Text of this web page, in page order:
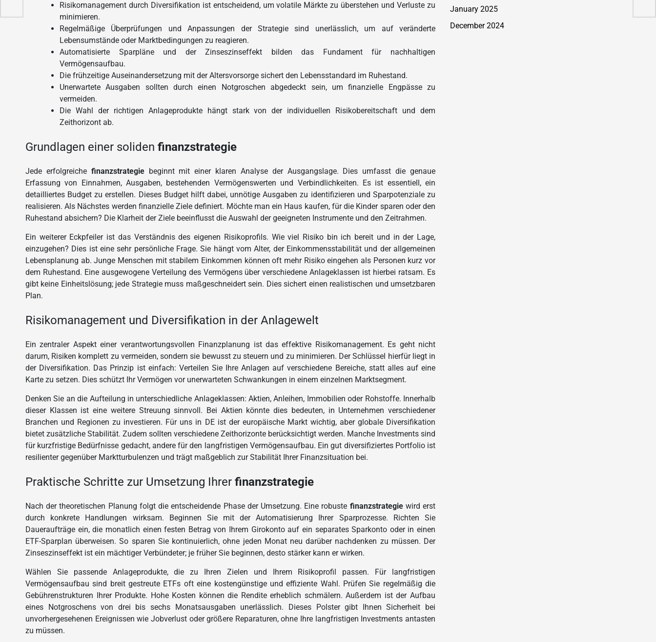
Risikomanagement durch Diversifikation ist entscheidend, um volatile Märkte zu überstehen und Verluste zu
minimieren.
Regelmäßige Überprüfungen und Anpassungen der Strategie sind unerlässlich, um auf veränderte
Lebensumstände oder Marktbedingungen zu reagieren.
Automatisierte Sparpläne und der Zinseszinseffekt bilden das Fundament für nachhaltigen
Vermögensaufbau.
Die frühzeitige Auseinandersetzung mit der Altersvorsorge sichert den Lebensstandard im Ruhestand.
Unerwartete Ausgaben sollten durch einen Notgroschen abgedeckt sein, um finanzielle Engpässe zu
vermeiden.
Die Wahl der richtigen Anlageprodukte hängt stark von der individuellen Risikobereitschaft und dem
Zeithorizont ab.
Grundlagen einer soliden finanzstrategie
Jede erfolgreiche finanzstrategiebeginnt mit einer klaren Analyse der Ausgangslage. Dies umfasst die genaue
Erfassung von Einnahmen, Ausgaben, bestehenden Vermögenswerten und Verbindlichkeiten. Es ist essentiell, ein
detailliertes Budget zu erstellen. Dieses Budget hilft dabei, unnötige Ausgaben zu identifizieren und Sparpotenziale zu
realisieren. Als Nächstes werden finanzielle Ziele definiert. Möchte man ein Haus kaufen, für die Kinder sparen oder den
Ruhestand absichern? Die Klarheit der Ziele beeinflusst die Auswahl der geeigneten Instrumente und den Zeitrahmen.
Ein weiterer Eckpfeiler ist das Verständnis des eigenen Risikoprofils. Wie viel Risiko bin ich bereit und in der Lage,
einzugehen? Dies ist eine sehr persönliche Frage. Sie hängt vom Alter, der Einkommensstabilität und der allgemeinen
Lebensplanung ab. Junge Menschen mit stabilem Einkommen können oft mehr Risiko eingehen als Personen kurz vor
dem Ruhestand. Eine ausgewogene Verteilung des Vermögens über verschiedene Anlageklassen ist hierbei ratsam. Es
gibt keine Einheitslösung; jede Strategie muss maßgeschneidert sein. Dies sichert einen realistischen und umsetzbaren
Plan.
Risikomanagement und Diversifikation in der Anlagewelt
Ein zentraler Aspekt einer verantwortungsvollen Finanzplanung ist das effektive Risikomanagement. Es geht nicht
darum, Risiken komplett zu vermeiden, sondern sie bewusst zu steuern und zu minimieren. Der Schlüssel hierfür liegt in
der Diversifikation. Das Prinzip ist einfach: Verteilen Sie Ihre Anlagen auf verschiedene Bereiche, statt alles auf eine
Karte zu setzen. Dies schützt Ihr Vermögen vor unerwarteten Schwankungen in einem einzelnen Marktsegment.
Denken Sie an die Aufteilung in unterschiedliche Anlageklassen: Aktien, Anleihen, Immobilien oder Rohstoffe. Innerhalb
dieser Klassen ist eine weitere Streuung sinnvoll. Bei Aktien könnte dies bedeuten, in Unternehmen verschiedener
Branchen und Regionen zu investieren. Für uns in DE ist der europäische Markt wichtig, aber globale Diversifikation
bietet zusätzliche Stabilität. Zudem sollten verschiedene Zeithorizonte berücksichtigt werden. Manche Investments sind
für kurzfristige Bedürfnisse gedacht, andere für den langfristigen Vermögensaufbau. Ein gut diversifiziertes Portfolio ist
resilienter gegenüber Marktturbulenzen und trägt maßgeblich zur Stabilität Ihrer Finanzsituation bei.
Praktische Schritte zur Umsetzung Ihrer finanzstrategie
Nach der theoretischen Planung folgt die entscheidende Phase der Umsetzung. Eine robuste finanzstrategiewird erst
durch konkrete Handlungen wirksam. Beginnen Sie mit der Automatisierung Ihrer Sparprozesse. Richten Sie
Daueraufträge ein, die monatlich einen festen Betrag von Ihrem Girokonto auf ein separates Sparkonto oder in einen
ETF-Sparplan überweisen. So sparen Sie kontinuierlich, ohne jeden Monat neu darüber nachdenken zu müssen. Der
Zinseszinseffekt ist ein mächtiger Verbündeter; je früher Sie beginnen, desto stärker kann er wirken.
Wählen Sie passende Anlageprodukte, die zu Ihren Zielen und Ihrem Risikoprofil passen. Für langfristigen
Vermögensaufbau sind breit gestreute ETFs oft eine kostengünstige und effiziente Wahl. Prüfen Sie regelmäßig die
Gebührenstrukturen Ihrer Produkte. Hohe Kosten können die Rendite erheblich schmälern. Außerdem ist der Aufbau
eines Notgroschens von drei bis sechs Monatsausgaben unerlässlich. Dieses Polster gibt Ihnen Sicherheit bei
unvorhergesehenen Ereignissen wie Jobverlust oder größere Reparaturen, ohne Ihre langfristigen Investments antasten
zu müssen.
January 2025
December 2024